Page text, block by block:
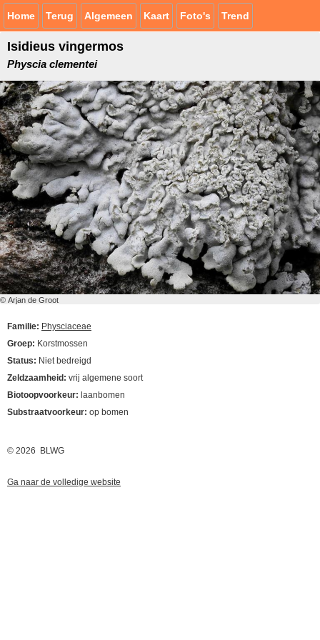
Home Terug Algemeen Kaart Foto's Trend
Isidieus vingermos
Physcia clementei
© Arjan de Groot
Familie: Physciaceae
Groep: Korstmossen
Status: Niet bedreigd
Zeldzaamheid: vrij algemene soort
Biotoopvoorkeur: laanbomen
Substraatvoorkeur: op bomen
© 2026 BLWG
Ga naar de volledige website